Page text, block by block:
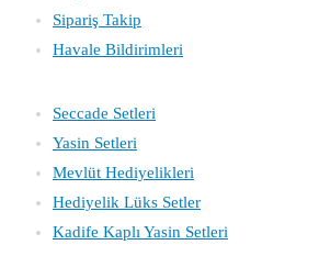
Sipariş Takip
Havale Bildirimleri
Seccade Setleri
Yasin Setleri
Mevlüt Hediyelikleri
Hediyelik Lüks Setler
Kadife Kaplı Yasin Setleri